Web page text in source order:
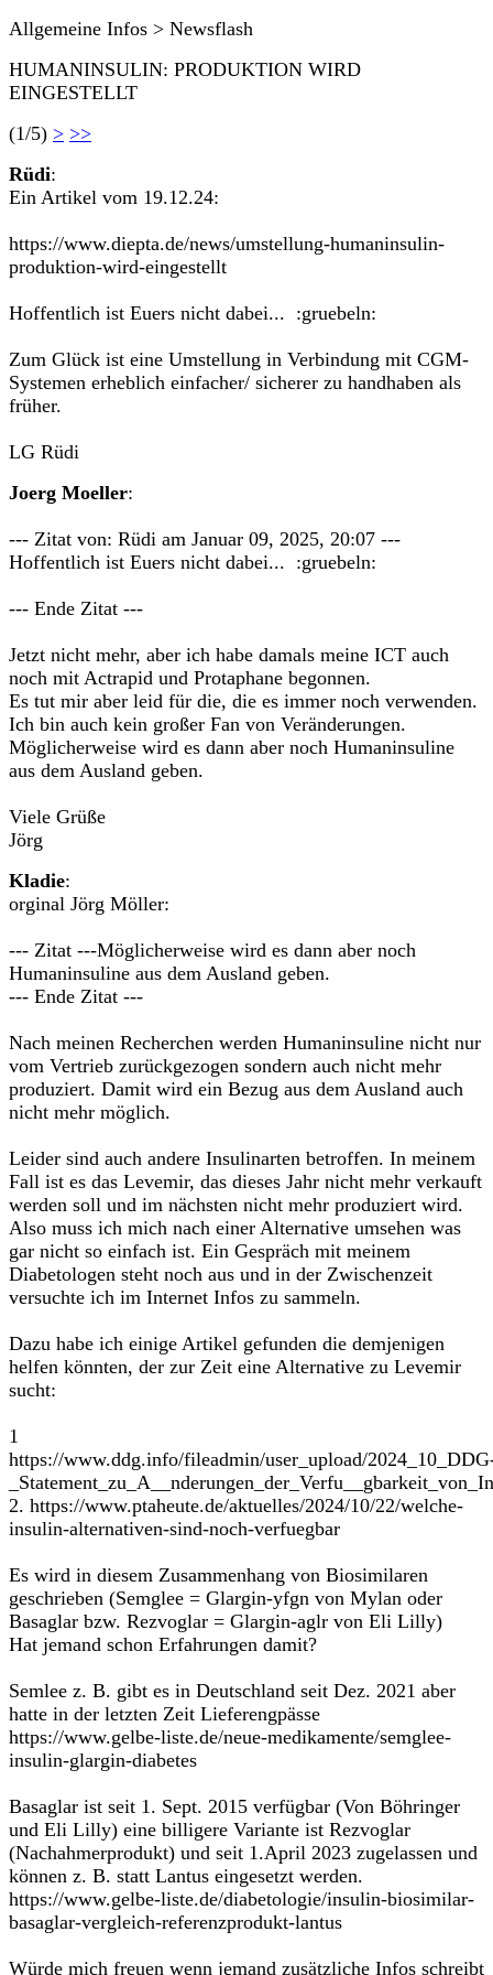
Allgemeine Infos > Newsflash
HUMANINSULIN: PRODUKTION WIRD
EINGESTELLT
(1/5) > >>
Rüdi:
Ein Artikel vom 19.12.24:
https://www.diepta.de/news/umstellung-humaninsulin-
produktion-wird-eingestellt
Hoffentlich ist Euers nicht dabei... :gruebeln:
Zum Glück ist eine Umstellung in Verbindung mit CGM-
Systemen erheblich einfacher/ sicherer zu handhaben als
früher.
LG Rüdi
Joerg Moeller:
--- Zitat von: Rüdi am Januar 09, 2025, 20:07 ---
Hoffentlich ist Euers nicht dabei... :gruebeln:
--- Ende Zitat ---
Jetzt nicht mehr, aber ich habe damals meine ICT auch
noch mit Actrapid und Protaphane begonnen.
Es tut mir aber leid für die, die es immer noch verwenden.
Ich bin auch kein großer Fan von Veränderungen.
Möglicherweise wird es dann aber noch Humaninsuline
aus dem Ausland geben.
Viele Grüße
Jörg
Kladie:
orginal Jörg Möller:
--- Zitat ---Möglicherweise wird es dann aber noch
Humaninsuline aus dem Ausland geben.
--- Ende Zitat ---
Nach meinen Recherchen werden Humaninsuline nicht nur
vom Vertrieb zurückgezogen sondern auch nicht mehr
produziert. Damit wird ein Bezug aus dem Ausland auch
nicht mehr möglich.
Leider sind auch andere Insulinarten betroffen. In meinem
Fall ist es das Levemir, das dieses Jahr nicht mehr verkauft
werden soll und im nächsten nicht mehr produziert wird.
Also muss ich mich nach einer Alternative umsehen was
gar nicht so einfach ist. Ein Gespräch mit meinem
Diabetologen steht noch aus und in der Zwischenzeit
versuchte ich im Internet Infos zu sammeln.
Dazu habe ich einige Artikel gefunden die demjenigen
helfen könnten, der zur Zeit eine Alternative zu Levemir
sucht:
1
https://www.ddg.info/fileadmin/user_upload/
2. https://www.ptaheute.de/aktuelles/2024/10/22/welche-
insulin-alternativen-sind-noch-verfuegbar
Es wird in diesem Zusammenhang von Biosimilaren
geschrieben (Semglee = Glargin-yfgn von Mylan oder
Basaglar bzw. Rezvoglar = Glargin-aglr von Eli Lilly)
Hat jemand schon Erfahrungen damit?
Semlee z. B. gibt es in Deutschland seit Dez. 2021 aber
hatte in der letzten Zeit Lieferengpässe
https://www.gelbe-liste.de/neue-medikamente/semglee-
insulin-glargin-diabetes
Basaglar ist seit 1. Sept. 2015 verfügbar (Von Böhringer
und Eli Lilly) eine billigere Variante ist Rezvoglar
(Nachahmerprodukt) und seit 1.April 2023 zugelassen und
können z. B. statt Lantus eingesetzt werden.
https://www.gelbe-liste.de/diabetologie/insulin-biosimilar-
basaglar-vergleich-referenzprodukt-lantus
Würde mich freuen wenn jemand zusätzliche Infos schreibt